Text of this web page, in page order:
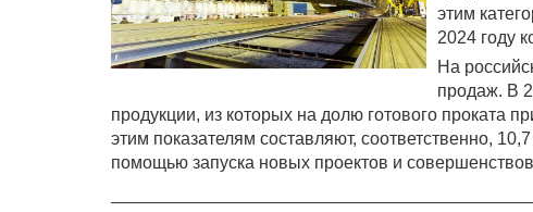
этим
2024 году
На
продаж. В
продукции, из которых на долю готового проката
этим показателям составляют, соответственно,
помощью запуска новых проектов и